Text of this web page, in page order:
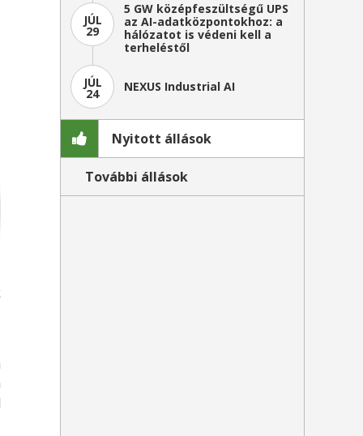
JÚL
29
5 GW középfeszültségű UPS
az AI-adatközpontokhoz: a
hálózatot is védeni kell a
terheléstől
JÚL
24 NEXUS Industrial AI
Nyitott állások
További állások